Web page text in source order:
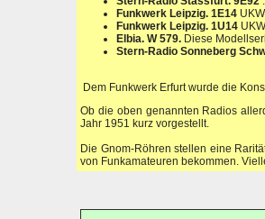
Funkwerk Leipzig. 1E14
Funkwerk Leipzig. 1U14
Elbia. W 579. Diese
Stern-Radio Sonneberg
Dem Funkwerk Erfurt wurde die
Ob die oben genannten Radios
Jahr 1951 kurz vorgestellt.
Die Gnom-Röhren stellen eine
von Funkamateuren bekommen.